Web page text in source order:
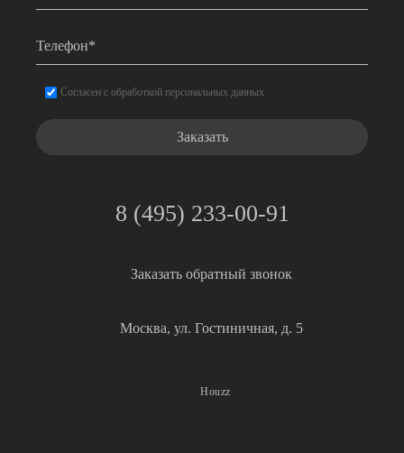
Согласие*
Согласен с обработкой персональных данных
8 (495) 233-00-91
Заказать обратный звонок
Москва, ул. Гостиничная, д. 5
Houzz